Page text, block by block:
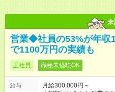
営業◆社員の53%が年収
で1100万円の実績も
正社員 職種未経験OK
給与
月給300,000円～